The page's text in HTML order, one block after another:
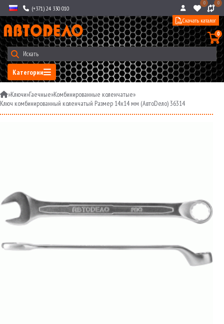
(+371) 24 330 010
0 0
Категории
0
Скачать каталог
»Ключи»Гаечные»Комбинированные коленчатые»
Ключ комбинированный коленчатый Размер 14х14 мм (АвтоDело) 36314